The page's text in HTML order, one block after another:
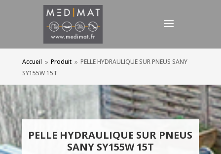
Accueil 9 Produit 9 PELLE HYDRAULIQUE SUR PNEUS SANY
SY155W 15T
PELLE HYDRAULIQUE SUR PNEUS
SANY SY155W 15T